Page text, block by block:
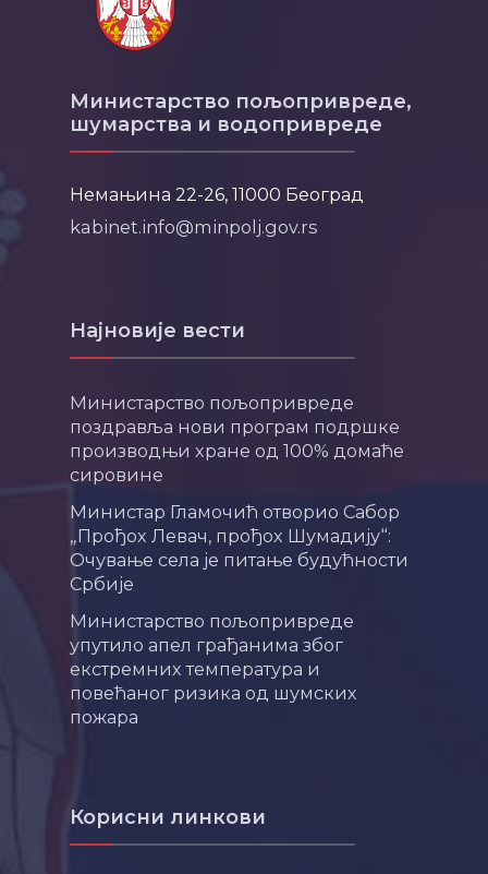
Министарство пољопривреде,
шумарства и водопривреде
Немањина 22-26, 11000 Београд
kabinet.info@minpolj.gov.rs
Најновије вести
Министарство пољопривреде
поздравља нови програм подршке
производњи хране од 100% домаће
сировине
Министар Гламочић отворио Сабор
„Прођох Левач, прођох Шумадију“:
Очување села је питање будућности
Србије
Министарство пољопривреде
упутило апел грађанима због
екстремних температура и
повећаног ризика од шумских
пожара
Корисни линкови